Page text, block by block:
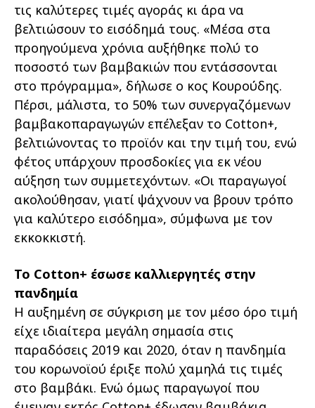
τις καλύτερες τιμές αγοράς κι άρα να
βελτιώσουν το εισόδημά τους. «Μέσα στα
προηγούμενα χρόνια αυξήθηκε πολύ το
ποσοστό των βαμβακιών που εντάσσονται
στο πρόγραμμα», δήλωσε ο κος Κουρούδης.
Πέρσι, μάλιστα, το 50% των συνεργαζόμενων
βαμβακοπαραγωγών επέλεξαν το Cotton+,
βελτιώνοντας το προϊόν και την τιμή του, ενώ
φέτος υπάρχουν προσδοκίες για εκ νέου
αύξηση των συμμετεχόντων. «Οι παραγωγοί
ακολούθησαν, γιατί ψάχνουν να βρουν τρόπο
για καλύτερο εισόδημα», σύμφωνα με τον
εκκοκκιστή.
Το Cotton+ έσωσε καλλιεργητές στην
πανδημία
Η αυξημένη σε σύγκριση με τον μέσο όρο τιμή
είχε ιδιαίτερα μεγάλη σημασία στις
παραδόσεις 2019 και 2020, όταν η πανδημία
του κορωνοϊού έριξε πολύ χαμηλά τις τιμές
στο βαμβάκι. Ενώ όμως παραγωγοί που